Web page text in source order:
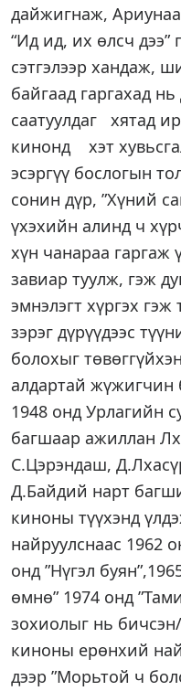
дайжигнаж,
“Ид ид, их өлсч дээ”
сэтгэлээр хандаж,
байгаад гаргахад
саатуулдаг хятад
кинонд хэт
эсэргүү бослогын
сонин дүр, ”Хүний
үхэхийн алинд ч
хүн чанараа гаргаж
завиар туулж, гэж
эмнэлэгт хүргэх
зэрэг дүрүүдээс
болохыг
алдартай жүжигчин
1948 онд Урлагийн
багшаар ажиллан
С.Цэрэндаш,
Д.Байдий нарт
киноны түүхэнд
найруулснаас 1962
онд ”Нүгэл
өмнө” 1974 онд
зохиолыг нь
киноны ерөнхий
дээр ”Морьтой ч